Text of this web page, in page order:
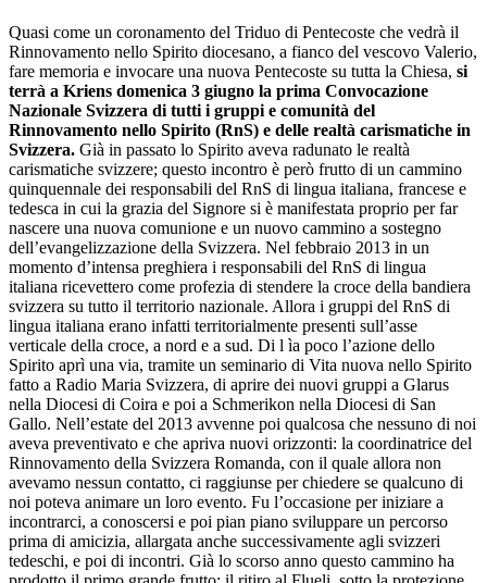
Quasi come un coronamento del Triduo di Pentecoste che vedrà il
Rinnovamento nello Spirito diocesano, a fianco del vescovo Valerio,
fare memoria e invocare una nuova Pentecoste su tutta la Chiesa, si
terrà a Kriens domenica 3 giugno la prima Convocazione
Nazionale Svizzera di tutti i gruppi e comunità del
Rinnovamento nello Spirito (RnS) e delle realtà carismatiche in
Svizzera. Già in passato lo Spirito aveva radunato le realtà
carismatiche svizzere; questo incontro è però frutto di un cammino
quinquennale dei responsabili del RnS di lingua italiana, francese e
tedesca in cui la grazia del Signore si è manifestata proprio per far
nascere una nuova comunione e un nuovo cammino a sostegno
dell’evangelizzazione della Svizzera. Nel febbraio 2013 in un
momento d’intensa preghiera i responsabili del RnS di lingua
italiana ricevettero come profezia di stendere la croce della bandiera
svizzera su tutto il territorio nazionale. Allora i gruppi del RnS di
lingua italiana erano infatti territorialmente presenti sull’asse
verticale della croce, a nord e a sud. Di l ìa poco l’azione dello
Spirito aprì una via, tramite un seminario di Vita nuova nello Spirito
fatto a Radio Maria Svizzera, di aprire dei nuovi gruppi a Glarus
nella Diocesi di Coira e poi a Schmerikon nella Diocesi di San
Gallo. Nell’estate del 2013 avvenne poi qualcosa che nessuno di noi
aveva preventivato e che apriva nuovi orizzonti: la coordinatrice del
Rinnovamento della Svizzera Romanda, con il quale allora non
avevamo nessun contatto, ci raggiunse per chiedere se qualcuno di
noi poteva animare un loro evento. Fu l’occasione per iniziare a
incontrarci, a conoscersi e poi pian piano sviluppare un percorso
prima di amicizia, allargata anche successivamente agli svizzeri
tedeschi, e poi di incontri. Già lo scorso anno questo cammino ha